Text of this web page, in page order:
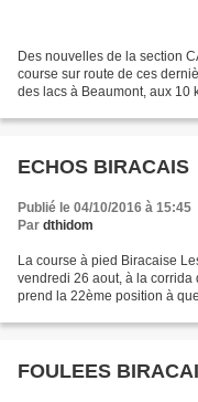
Des nouvelles de la section
course sur route de ces
des lacs à Beaumont, aux 10
ECHOS BIRACAIS
Publié le 04/10/2016 à 15:45
Par dthidom
La course à pied Biracaise
vendredi 26 aout, à la corrida
prend la 22ème position à
FOULEES